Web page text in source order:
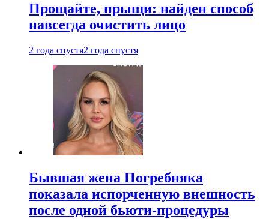
Прощайте, прыщи: найден способ
навсегда очистить лицо
2 года спустя2 года спустя
Бывшая жена Погребняка
показала испорченную внешность
после одной бьюти-процедуры